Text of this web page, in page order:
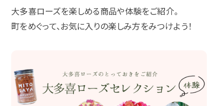
大多喜ローズを楽しめる商品や体験をご紹介。
町をめぐって、お気に入りの楽しみ方をみつけよう！